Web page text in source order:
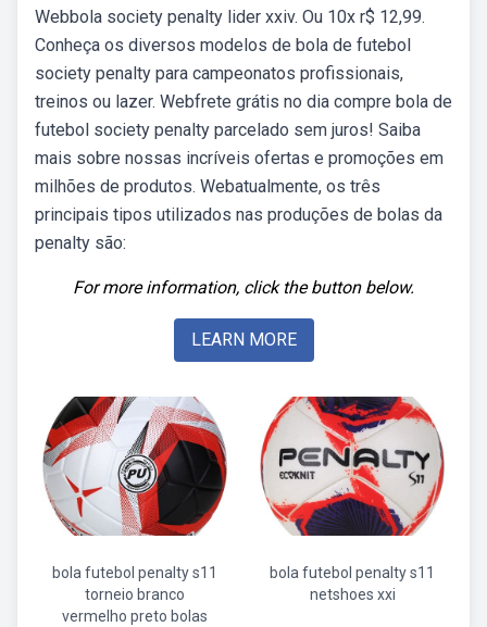
Webbola society penalty lider xxiv. Ou 10x r$ 12,99.
Conheça os diversos modelos de bola de futebol
society penalty para campeonatos profissionais,
treinos ou lazer. Webfrete grátis no dia compre bola de
futebol society penalty parcelado sem juros! Saiba
mais sobre nossas incríveis ofertas e promoções em
milhões de produtos. Webatualmente, os três
principais tipos utilizados nas produções de bolas da
penalty são:
For more information, click the button below.
LEARN MORE
bola futebol penalty s11
torneio branco
vermelho preto bolas
bola futebol penalty s11
netshoes xxi